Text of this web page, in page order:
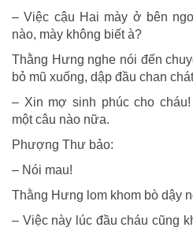
– Việc cậu Hai mày ở bên
nào, mày không biết à?
Thằng Hưng nghe nói đến
bỏ mũ xuống, dập đầu chan
– Xin mợ sinh phúc cho
một câu nào nữa.
Phượng Thư bảo:
– Nói mau!
Thằng Hưng lom khom bò dậy
– Việc này lúc đầu cháu cũng